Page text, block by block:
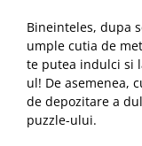
Bineinteles, dupa
umple cutia de
te putea indulci si
ul! De asemenea,
de depozitare a
puzzle-ului.